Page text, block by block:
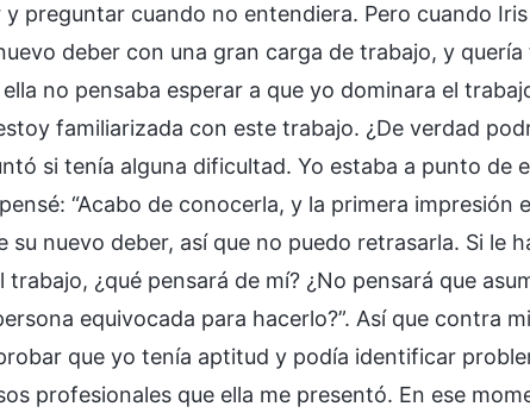
preguntar cuando no entendiera. Pero cuando
deber con una gran carga de trabajo, y
no pensaba esperar a que yo dominara el
familiarizada con este trabajo. ¿De verdad
si tenía alguna dificultad. Yo estaba a punto de
“Acabo de conocerla, y la primera impresión
su nuevo deber, así que no puedo retrasarla. Si le
¿qué pensará de mí? ¿No pensará que
equivocada para hacerlo?”. Así que contra
que yo tenía aptitud y podía identificar
profesionales que ella me presentó. En ese